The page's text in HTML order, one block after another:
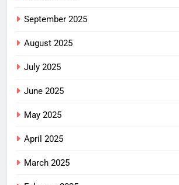
September 2025
August 2025
July 2025
June 2025
May 2025
April 2025
March 2025